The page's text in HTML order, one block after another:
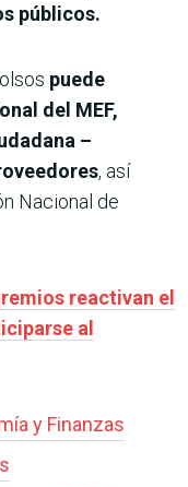
públicos.
puede
del MEF,
–
, así
Nacional de
reactivan el
al
y Finanzas